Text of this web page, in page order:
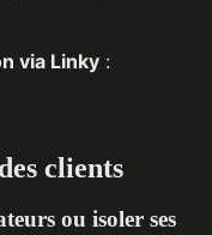
via Linky :
clients
ou isoler ses